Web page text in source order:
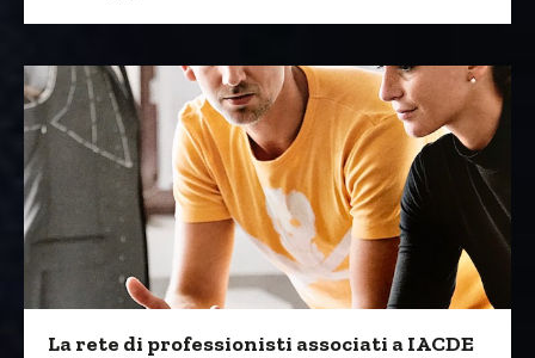
La rete di professionisti associati a IACDE